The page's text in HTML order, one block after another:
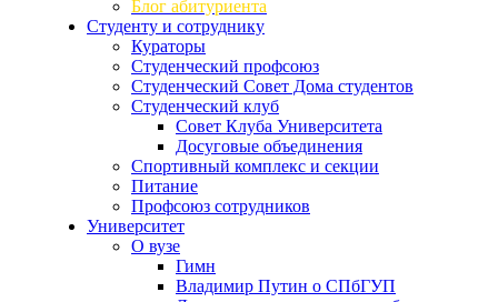
Блог абитуриента
Студенту и сотруднику
Кураторы
Студенческий профсоюз
Студенческий Совет Дома студентов
Студенческий клуб
Совет Клуба Университета
Досуговые объединения
Спортивный комплекс и секции
Питание
Профсоюз сотрудников
Университет
О вузе
Гимн
Владимир Путин о СПбГУП